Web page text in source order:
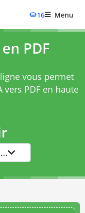
16 Menu
PDF
vous permet
PDF en haute
...